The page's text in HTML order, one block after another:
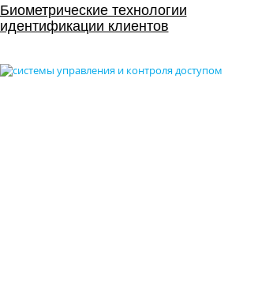
Биометрические технологии
идентификации клиентов